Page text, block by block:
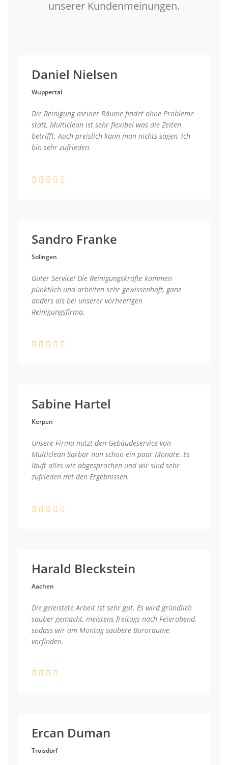
unserer Kundenmeinungen.
Daniel Nielsen
Wuppertal
Die Reinigung meiner Räume findet ohne Probleme
statt, Multiclean ist sehr flexibel was die Zeiten
betrifft. Auch preislich kann man nichts sagen, ich
bin sehr zufrieden.
Sandro Franke
Solingen
Guter Service! Die Reinigungskräfte kommen
pünktlich und arbeiten sehr gewissenhaft, ganz
anders als bei unserer vorheerigen
Reinigungsfirma.
Sabine Hartel
Kerpen
Unsere Firma nutzt den Gebäudeservice von
Multiclean Sarbar nun schon ein paar Monate. Es
läuft alles wie abgesprochen und wir sind sehr
zufrieden mit den Ergebnissen.
Harald Bleckstein
Aachen
Die geleistete Arbeit ist sehr gut. Es wird gründlich
sauber gemacht, meistens freitags nach Feierabend,
sodass wir am Montag saubere Büroräume
vorfinden.
Ercan Duman
Troisdorf